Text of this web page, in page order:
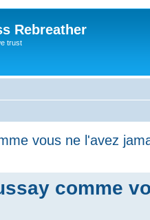
Rebreather
trust
vous ne l'avez
comme